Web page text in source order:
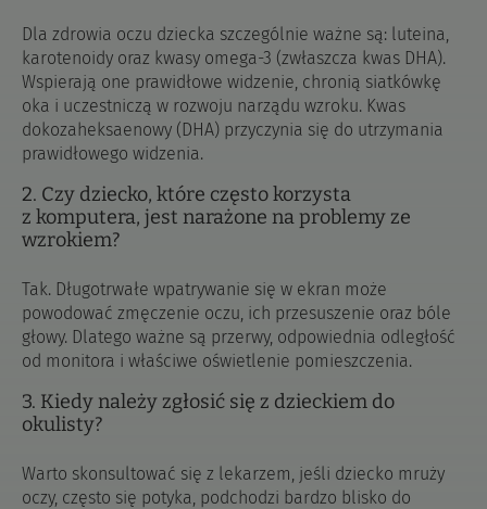
Dla zdrowia oczu dziecka szczególnie ważne są: luteina,
karotenoidy oraz kwasy omega-3 (zwłaszcza kwas DHA).
Wspierają one prawidłowe widzenie, chronią siatkówkę
oka i uczestniczą w rozwoju narządu wzroku. Kwas
dokozaheksaenowy (DHA) przyczynia się do utrzymania
prawidłowego widzenia.
2. Czy dziecko, które często korzysta
z komputera, jest narażone na problemy ze
wzrokiem?
Tak. Długotrwałe wpatrywanie się w ekran może
powodować zmęczenie oczu, ich przesuszenie oraz bóle
głowy. Dlatego ważne są przerwy, odpowiednia odległość
od monitora i właściwe oświetlenie pomieszczenia.
3. Kiedy należy zgłosić się z dzieckiem do
okulisty?
Warto skonsultować się z lekarzem, jeśli dziecko mruży
oczy, często się potyka, podchodzi bardzo blisko do